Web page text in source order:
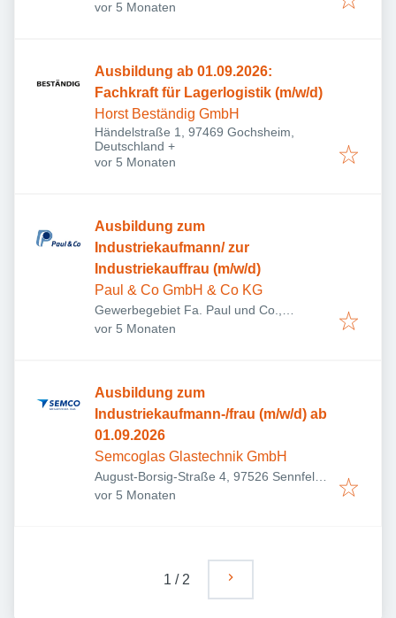
Deutschland
Veröffentlicht:
vor 5 Monaten
Ausbildung ab 01.09.2026:
Fachkraft für Lagerlogistik (m/w/d)
Horst Beständig GmbH
Händelstraße 1, 97469 Gochsheim,
Deutschland +
Veröffentlicht:
vor 5 Monaten
Ausbildung zum
Industriekaufmann/ zur
Industriekauffrau (m/w/d)
Paul & Co GmbH & Co KG
Gewerbegebiet Fa. Paul und Co.,
Sudetenstraße 10, 97772 Wildflecken,
Veröffentlicht:
vor 5 Monaten
Ausbildung zum
Industriekaufmann-/frau (m/w/d) ab
01.09.2026
Semcoglas Glastechnik GmbH
August-Borsig-Straße 4, 97526 Sennfeld,
Deutschland
Veröffentlicht:
vor 5 Monaten
1 / 2